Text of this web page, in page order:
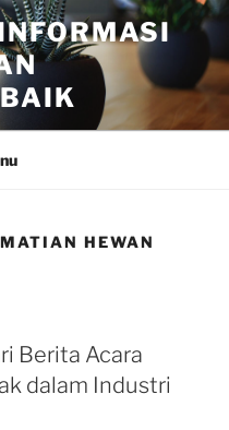
HEWAN
Berita Acara
dalam Industri